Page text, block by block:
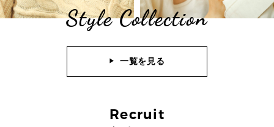
Style Collection
一覧を見る
Recruit